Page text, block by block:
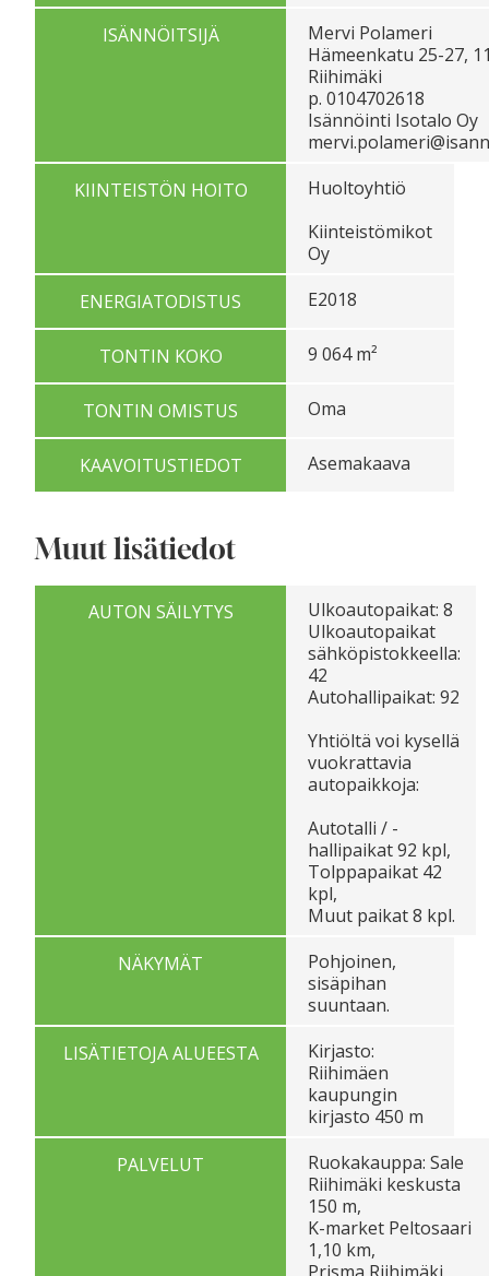
ISÄNNÖITSIJÄ
Mervi Polameri
Hämeenkatu 25-27,
Riihimäki
p. 0104702618
Isännöinti Isotalo Oy
KIINTEISTÖN HOITO
Huoltoyhtiö
Kiinteistömikot
Oy
ENERGIATODISTUS
E2018
TONTIN KOKO 9 064 m²
TONTIN OMISTUS Oma
KAAVOITUSTIEDOT Asemakaava
Muut lisätiedot
AUTON SÄILYTYS
Ulkoautopaikat: 8
Ulkoautopaikat
sähköpistokkeella:
42
Autohallipaikat: 92
Yhtiöltä voi kysellä
vuokrattavia
autopaikkoja:
Autotalli / -
hallipaikat 92 kpl,
Tolppapaikat 42
kpl,
Muut paikat 8 kpl.
NÄKYMÄT
Pohjoinen,
sisäpihan
suuntaan.
LISÄTIETOJA ALUEESTA
Kirjasto:
Riihimäen
kaupungin
kirjasto 450 m
PALVELUT
Ruokakauppa: Sale
Riihimäki keskusta
150 m,
K-market Peltosaari
1,10 km,
Prisma Riihimäki